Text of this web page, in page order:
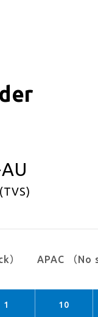
） APAC （No
1 10